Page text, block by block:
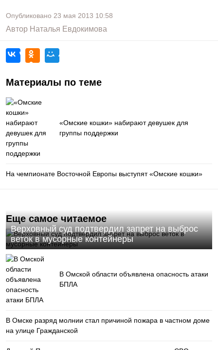
Опубликовано 23 мая 2013 10:58
Автор Наталья Евдокимова
Материалы по теме
«Омские кошки» набирают девушек для
группы поддержки
На чемпионате Восточной Европы выступят «Омские кошки»
Еще самое читаемое
Верховный суд подтвердил запрет на выброс
веток в мусорные контейнеры
В Омской области объявлена опасность атаки
БПЛА
В Омске разряд молнии стал причиной пожара в частном доме
на улице Гражданской